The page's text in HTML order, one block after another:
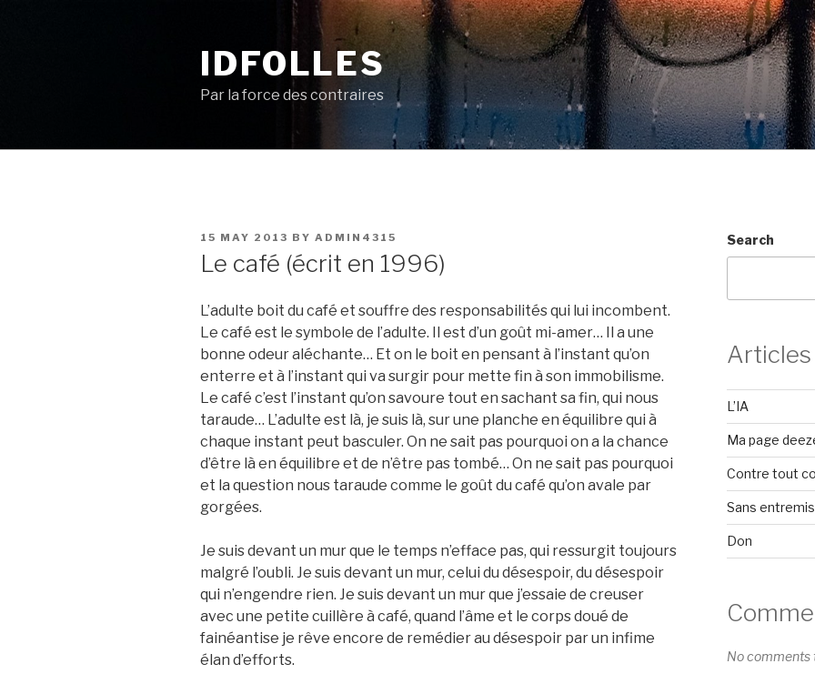
IDFOLLES
Par la force des contraires
POSTED
15 MAY 2013 BY ADMIN4315
Le café (écrit en 1996)
L’adulte boit du café et souffre des responsabilités qui lui incombent.
Le café est le symbole de l’adulte. Il est d’un goût mi-amer… Il a une
bonne odeur aléchante… Et on le boit en pensant à l’instant qu’on
enterre et à l’instant qui va surgir pour mette fin à son immobilisme.
Le café c’est l’instant qu’on savoure tout en sachant sa fin, qui nous
taraude… L’adulte est là, je suis là, sur une planche en équilibre qui à
chaque instant peut basculer. On ne sait pas pourquoi on a la chance
d’être là en équilibre et de n’être pas tombé… On ne sait pas pourquoi
et la question nous taraude comme le goût du café qu’on avale par
gorgées.
Je suis devant un mur que le temps n’efface pas, qui ressurgit toujours
malgré l’oubli. Je suis devant un mur, celui du désespoir, du désespoir
qui n’engendre rien. Je suis devant un mur que j’essaie de creuser
avec une petite cuillère à café, quand l’âme et le corps doué de
fainéantise je rêve encore de remédier au désespoir par un infime
élan d’efforts.
Search
L’IA
Ma page
Contre tout
Sans
Don
No comments